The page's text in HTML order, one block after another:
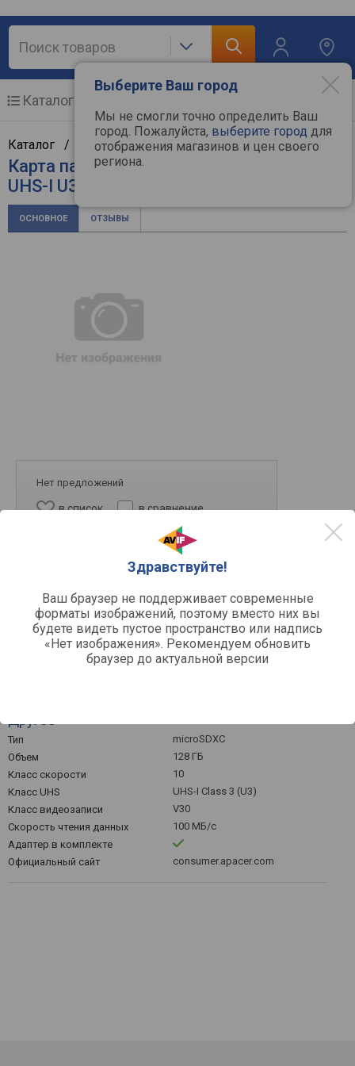
Выберите Ваш город
Мы не смогли точно определить Ваш
город. Пожалуйста, выберите город для
отображения магазинов и цен своего
региона.
Здравствуйте!
Ваш браузер не поддерживает современные
форматы изображений, поэтому вместо них вы
будете видеть пустое пространство или надпись
«Нет изображения». Рекомендуем обновить
браузер до актуальной версии
Каталог
Каталог / Фототехника/Карты памяти/Apacer
Карта памяти Apacer microSDXC R100
UHS-I U3 Class 10
ОСНОВНОЕ ОТЗЫВЫ
Нет предложений
в список в сравнение
128 ГБ 256 ГБ
Тип
microSDXC
Объем
128 ГБ
Класс скорости
10
Класс UHS
UHS-I Class 3 (U3)
Класс видеозаписи
V30
Скорость чтения данных
100 МБ/с
Адаптер в комплекте
Официальный сайт
consumer.apacer.com